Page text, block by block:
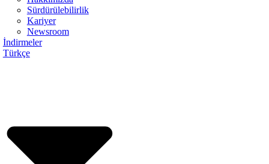
Sürdürülebilirlik
Kariyer
Newsroom
İndirmeler
Türkçe